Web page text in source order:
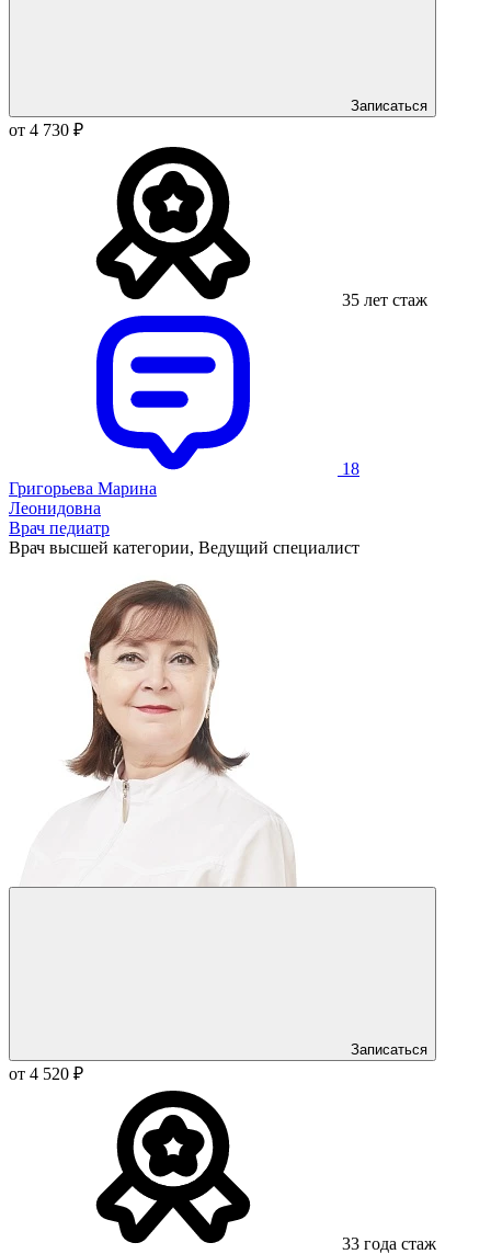
Записаться
от 4 730 ₽
35 лет стаж
18
Григорьева Марина
Леонидовна
Врач педиатр
Врач высшей категории, Ведущий специалист
Записаться
от 4 520 ₽
33 года стаж